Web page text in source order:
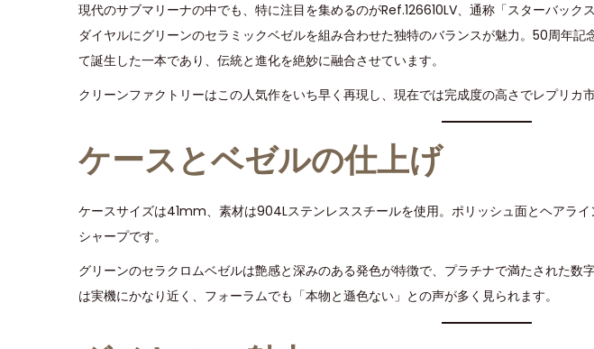
d
o
n
2
0
2
5
d
i
n
現代のサブマリーナの中でも、特に注目を集めるのがRef.126610LV、通称「スターバッ
ダイヤルにグリーンのセラミックベゼルを組み合わせた独特のバランスが魅力。50周年
て誕生した一本であり、伝統と進化を絶妙に融合させています。
クリーンファクトリーはこの人気作をいち早く再現し、現在では完成度の高さでレプリカ
ケースとベゼルの仕上げ
ケースサイズは41mm、素材は904Lステンレススチールを使用。ポリッシュ面とヘアラ
シャープです。
グリーンのセラクロムベゼルは艶感と深みのある発色が特徴で、プラチナで満たされた数
は実機にかなり近く、フォーラムでも「本物と遜色ない」との声が多く見られます。